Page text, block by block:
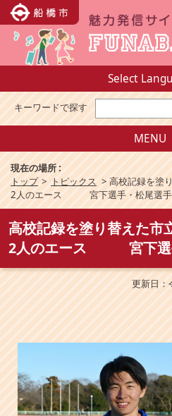
Select
キーワードで探す
MENU
現在の場所 :
トップ > トピックス > 高校記録を塗
2人のエース 宮下選手・松尾選手
高校記録を塗り替えた市
2人のエース 宮下選
更新日：